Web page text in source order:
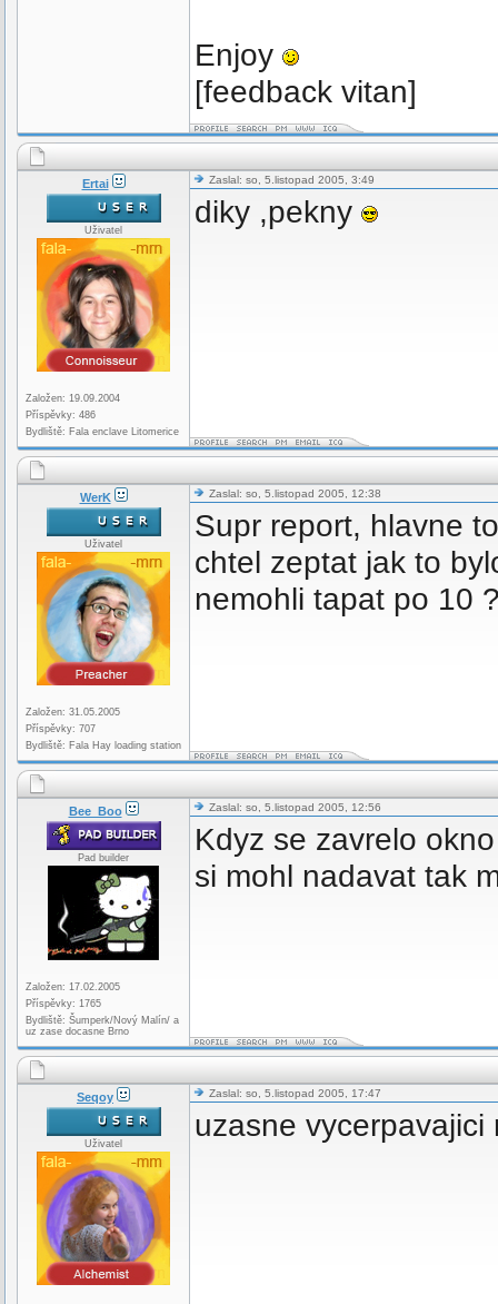
Enjoy
[feedback vitan]
Ertai
Uživatel
Založen: 19.09.2004
Příspěvky: 486
Bydliště: Fala enclave Litomerice
Zaslal: so, 5.listopad 2005, 3:49
diky ,pekny
WerK
Uživatel
Založen: 31.05.2005
Příspěvky: 707
Bydliště: Fala Hay loading station
Zaslal: so, 5.listopad 2005, 12:38
Supr report, hlavne
chtel zeptat jak to
nemohli tapat po 10
Bee_Boo
Pad builder
Založen: 17.02.2005
Příspěvky: 1765
Bydliště: Šumperk/Nový Malín/ a
uz zase docasne Brno
Zaslal: so, 5.listopad 2005, 12:56
Kdyz se zavrelo
si mohl nadavat tak
Seqoy
Uživatel
Zaslal: so, 5.listopad 2005, 17:47
uzasne